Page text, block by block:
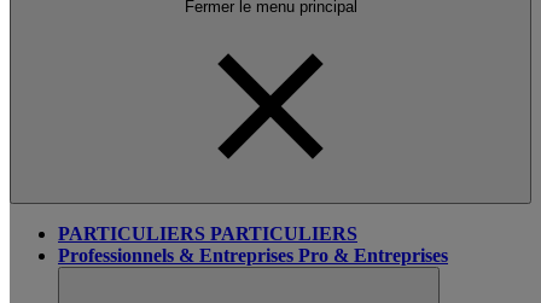
Fermer le menu principal
PARTICULIERS PARTICULIERS
Professionnels & Entreprises Pro & Entreprises